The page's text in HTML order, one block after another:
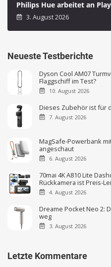
Philips Hue arbeitet an
3. August 2026
Neueste Testberichte
Dyson Cool AM07
Flaggschiff im Test?
10. August 2026
Dieses Zubehör ist für
7. August 2026
MagSafe-Powerbank
angeschaut
6. August 2026
70mai 4K A810 Lite
Rückkamera ist Preis-
4. August 2026
Dreame Pocket Neo 2:
weg
3. August 2026
Letzte Kommentare